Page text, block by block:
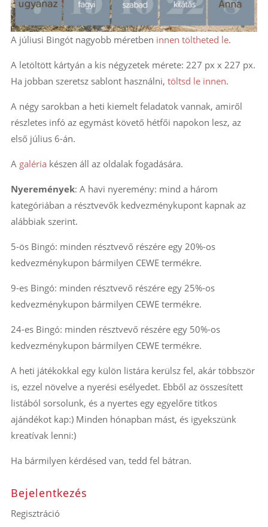
A júliusi Bingót nagyobb méretben innen töltheted le.
A letöltött kártyán a kis négyzetek mérete: 227 px x 227 px.
Ha jobban szeretsz sablont használni, töltsd le innen.
A négy sarokban a heti kiemelt feladatok vannak, amiről
részletes infó az egymást követő hétfői napokon lesz, az
első július 6-án.
A galéria készen áll az oldalak fogadására.
Nyeremények: A havi nyeremény: mind a három
kategóriában a résztvevők kedvezménykupont kapnak az
alábbiak szerint.
5-ös Bingó: minden résztvevő részére egy 20%-os
kedvezménykupon bármilyen CEWE termékre.
9-es Bingó: minden résztvevő részére egy 25%-os
kedvezménykupon bármilyen CEWE termékre.
24-es Bingó: minden résztvevő részére egy 50%-os
kedvezménykupon bármilyen CEWE termékre.
A heti játékokkal egy külön listára kerülsz fel, akár többször
is, ezzel növelve a nyerési esélyedet. Ebből az összesített
listából sorsolunk, és a nyertes egy egyelőre titkos
ajándékot kap:) Minden hónapban mást, és igyekszünk
kreatívak lenni:)
Ha bármilyen kérdésed van, tedd fel bátran.
Bejelentkezés
Regisztráció